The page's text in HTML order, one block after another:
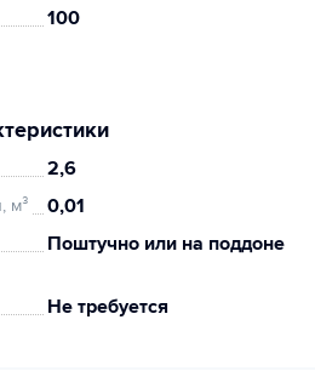
100
2,6
м³ 0,01
Поштучно или на поддоне
Не требуется